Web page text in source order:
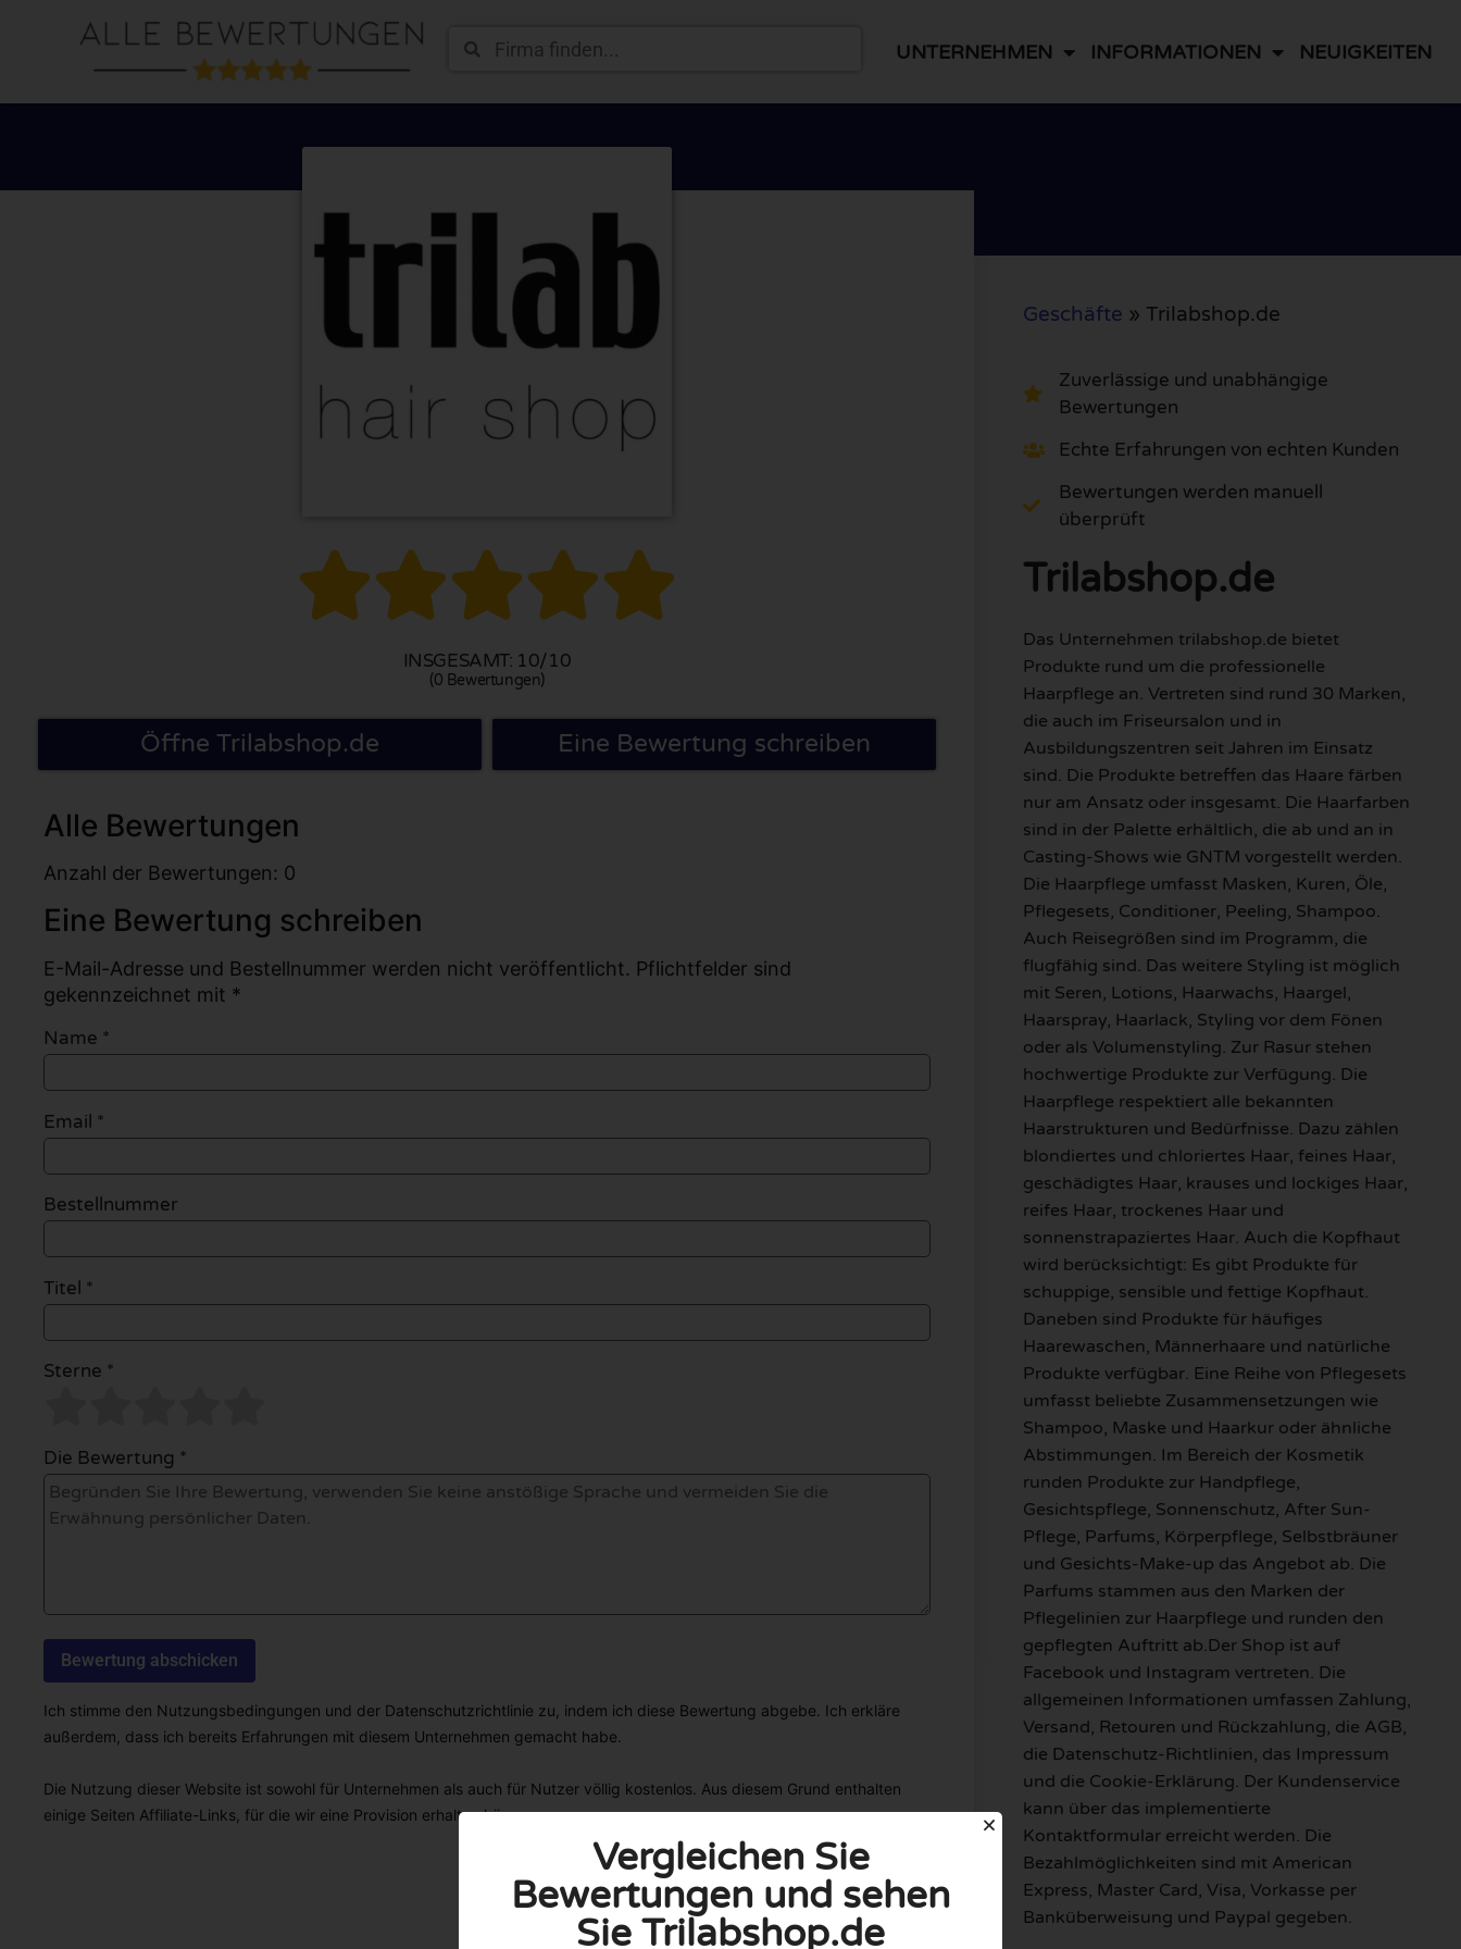
UNTERNEHMEN INFORMATIONEN NEUIGKEITEN

INSGESAMT: 10/10
(0 Bewertungen)
Öffne Trilabshop.de Eine Bewertung schreiben
Alle Bewertungen
Anzahl der Bewertungen: 0
Eine Bewertung schreiben
E-Mail-Adresse und Bestellnummer werden nicht veröffentlicht. Pflichtfelder sind
gekennzeichnet mit *
Name *
Email *
Bestellnummer
Titel *
Sterne *
Die Bewertung *
Ich stimme den Nutzungsbedingungen und der Datenschutzrichtlinie zu, indem ich diese Bewertung abgebe. Ich erkläre
außerdem, dass ich bereits Erfahrungen mit diesem Unternehmen gemacht habe.
Die Nutzung dieser Website ist sowohl für Unternehmen als auch für Nutzer völlig kostenlos. Aus diesem Grund enthalten
einige Seiten Affiliate-Links, für die wir eine Provision erhalten können.
Geschäfte » Trilabshop.de
Zuverlässige und unabhängige
Bewertungen
Echte Erfahrungen von echten Kunden
Bewertungen werden manuell
überprüft
Trilabshop.de
Das Unternehmen trilabshop.de bietet
Produkte rund um die professionelle
Haarpflege an. Vertreten sind rund 30 Marken,
die auch im Friseursalon und in
Ausbildungszentren seit Jahren im Einsatz
sind. Die Produkte betreffen das Haare färben
nur am Ansatz oder insgesamt. Die Haarfarben
sind in der Palette erhältlich, die ab und an in
Casting-Shows wie GNTM vorgestellt werden.
Die Haarpflege umfasst Masken, Kuren, Öle,
Pflegesets, Conditioner, Peeling, Shampoo.
Auch Reisegrößen sind im Programm, die
flugfähig sind. Das weitere Styling ist möglich
mit Seren, Lotions, Haarwachs, Haargel,
Haarspray, Haarlack, Styling vor dem Fönen
oder als Volumenstyling. Zur Rasur stehen
hochwertige Produkte zur Verfügung. Die
Haarpflege respektiert alle bekannten
Haarstrukturen und Bedürfnisse. Dazu zählen
blondiertes und chloriertes Haar, feines Haar,
geschädigtes Haar, krauses und lockiges Haar,
reifes Haar, trockenes Haar und
sonnenstrapaziertes Haar. Auch die Kopfhaut
wird berücksichtigt: Es gibt Produkte für
schuppige, sensible und fettige Kopfhaut.
Daneben sind Produkte für häufiges
Haarewaschen, Männerhaare und natürliche
Produkte verfügbar. Eine Reihe von Pflegesets
umfasst beliebte Zusammensetzungen wie
Shampoo, Maske und Haarkur oder ähnliche
Abstimmungen. Im Bereich der Kosmetik
runden Produkte zur Handpflege,
Gesichtspflege, Sonnenschutz, After Sun-
Pflege, Parfums, Körperpflege, Selbstbräuner
und Gesichts-Make-up das Angebot ab. Die
Parfums stammen aus den Marken der
Pflegelinien zur Haarpflege und runden den
gepflegten Auftritt ab.Der Shop ist auf
Facebook und Instagram vertreten. Die
allgemeinen Informationen umfassen Zahlung,
Versand, Retouren und Rückzahlung, die AGB,
die Datenschutz-Richtlinien, das Impressum
und die Cookie-Erklärung. Der Kundenservice
kann über das implementierte
Kontaktformular erreicht werden. Die
Bezahlmöglichkeiten sind mit American
Express, Master Card, Visa, Vorkasse per
Banküberweisung und Paypal gegeben.
Vergleichen Sie
Bewertungen und sehen
Sie Trilabshop.de